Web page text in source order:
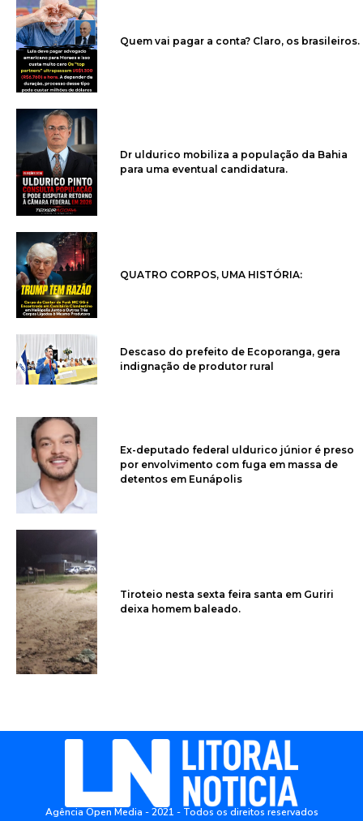
Quem vai pagar a conta? Claro, os brasileiros.
Dr uldurico mobiliza a população da Bahia
para uma eventual candidatura.
QUATRO CORPOS, UMA HISTÓRIA:
Descaso do prefeito de Ecoporanga, gera
indignação de produtor rural
Ex-deputado federal uldurico júnior é preso
por envolvimento com fuga em massa de
detentos em Eunápolis
Tiroteio nesta sexta feira santa em Guriri
deixa homem baleado.
Agência Open Media - 2021 - Todos os direitos reservados